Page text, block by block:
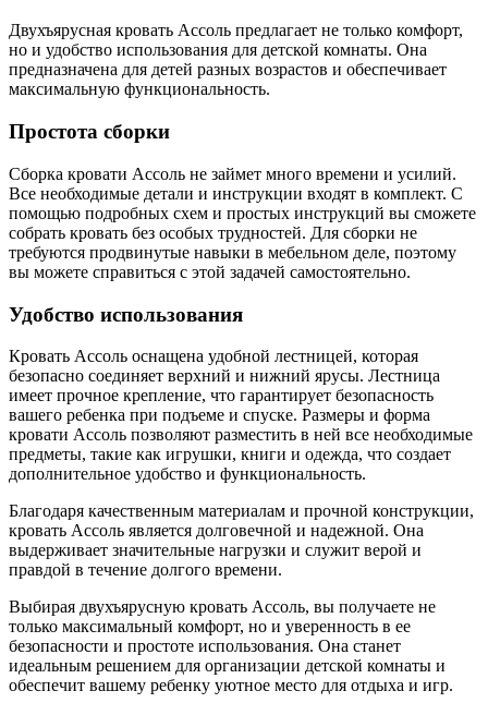
Двухъярусная кровать Ассоль предлагает не только комфорт,
но и удобство использования для детской комнаты. Она
предназначена для детей разных возрастов и обеспечивает
максимальную функциональность.
Простота сборки
Сборка кровати Ассоль не займет много времени и усилий.
Все необходимые детали и инструкции входят в комплект. С
помощью подробных схем и простых инструкций вы сможете
собрать кровать без особых трудностей. Для сборки не
требуются продвинутые навыки в мебельном деле, поэтому
вы можете справиться с этой задачей самостоятельно.
Удобство использования
Кровать Ассоль оснащена удобной лестницей, которая
безопасно соединяет верхний и нижний ярусы. Лестница
имеет прочное крепление, что гарантирует безопасность
вашего ребенка при подъеме и спуске. Размеры и форма
кровати Ассоль позволяют разместить в ней все необходимые
предметы, такие как игрушки, книги и одежда, что создает
дополнительное удобство и функциональность.
Благодаря качественным материалам и прочной конструкции,
кровать Ассоль является долговечной и надежной. Она
выдерживает значительные нагрузки и служит верой и
правдой в течение долгого времени.
Выбирая двухъярусную кровать Ассоль, вы получаете не
только максимальный комфорт, но и уверенность в ее
безопасности и простоте использования. Она станет
идеальным решением для организации детской комнаты и
обеспечит вашему ребенку уютное место для отдыха и игр.